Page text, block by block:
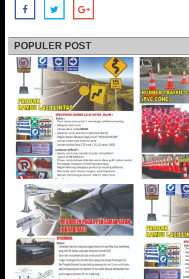
POPULER POST